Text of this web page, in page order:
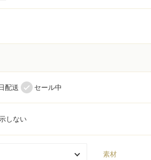
配送 セール中
しない
素材